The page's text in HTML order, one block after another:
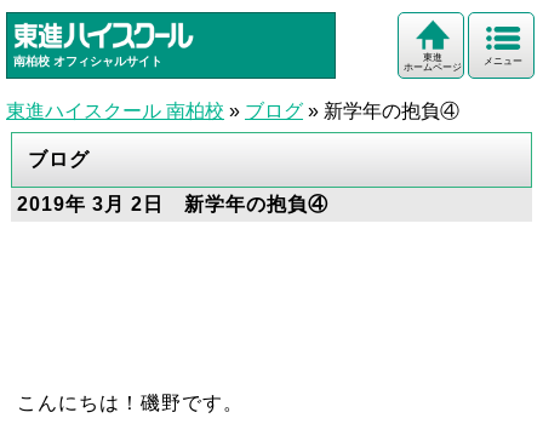
南柏校 オフィシャルサイト メニュー
東進
ホームページ
東進ハイスクール 南柏校 » ブログ » 新学年の抱負④
ブログ
2019年 3月 2日 新学年の抱負④
こんにちは！磯野です。